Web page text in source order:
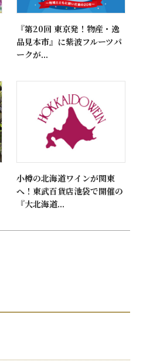
『第20回 東京発！物産・逸
品見本市』に紫波フルーツパ
ークが...
小樽の北海道ワインが関東
へ！東武百貨店池袋で開催の
『大北海道...